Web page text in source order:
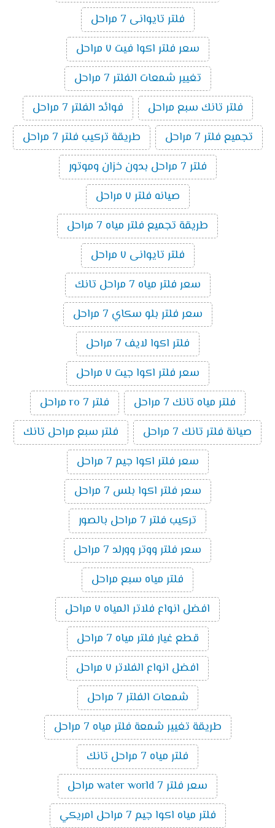
فلتر تايوانى 7 مراحل
سعر فلتر اكوا فيت ٧ مراحل
تغيير شمعات الفلتر 7 مراحل
فلتر تانك سبع مراحل
فوائد الفلتر 7 مراحل
تجميع فلتر 7 مراحل
طريقة تركيب فلتر 7 مراحل
فلتر 7 مراحل بدون خزان وموتور
صيانه فلتر ٧ مراحل
طريقة تجميع فلتر مياه 7 مراحل
فلتر تايوانى ٧ مراحل
سعر فلتر مياه 7 مراحل تانك
سعر فلتر بلو سكاي 7 مراحل
فلتر اكوا لايف 7 مراحل
سعر فلتر اكوا جيت ٧ مراحل
فلتر مياه تانك 7 مراحل
فلتر ro 7 مراحل
صيانة فلتر تانك 7 مراحل
فلتر سبع مراحل تانك
سعر فلتر اكوا جيم 7 مراحل
سعر فلتر اكوا بلس 7 مراحل
تركيب فلتر 7 مراحل بالصور
سعر فلتر ووتر وورلد 7 مراحل
فلتر مياه سبع مراحل
افضل انواع فلاتر المياه ٧ مراحل
قطع غيار فلتر مياه 7 مراحل
افضل انواع الفلاتر ٧ مراحل
شمعات الفلتر 7 مراحل
طريقة تغيير شمعة فلتر مياه 7 مراحل
فلتر مياه 7 مراحل تانك
سعر فلتر water world 7 مراحل
فلتر مياه اكوا جيم 7 مراحل امريكي